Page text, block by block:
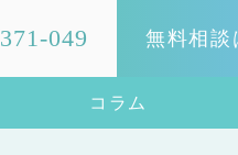
049 無料相
コラム